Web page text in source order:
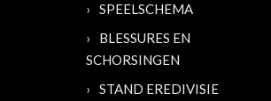
SPEELSCHEMA
BLESSURES EN
SCHORSINGEN
STAND EREDIVISIE